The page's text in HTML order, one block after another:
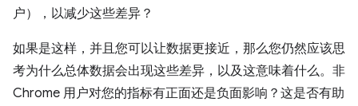
户），以减少这些差异？
如果是这样，并且您可以让数据更接近，那么您仍然应该思
考为什么总体数据会出现这些差异，以及这意味着什么。非
Chrome 用户对您的指标有正面还是负面影响？这是否有助